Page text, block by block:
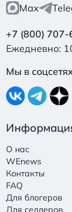
Max
+7 (800)
Ежедневно:
Мы в
О нас
WEnews
Контакты
FAQ
Для блогеров